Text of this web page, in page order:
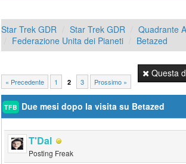
Star Trek GDR Star Trek GDR
Quadrante
Federazione Unita dei Pianeti
Betazed
« Precedente 1 2 3 Prossimo »
Questa
TFB Due mesi dopo la visita su Betazed
T'Dal
Posting Freak